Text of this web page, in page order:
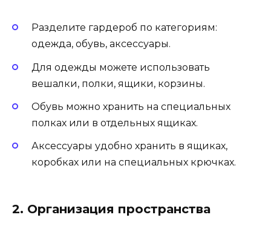
Разделите гардероб по категориям:
одежда, обувь, аксессуары.
Для одежды можете использовать
вешалки, полки, ящики, корзины.
Обувь можно хранить на специальных
полках или в отдельных ящиках.
Аксессуары удобно хранить в ящиках,
коробках или на специальных крючках.
2. Организация пространства